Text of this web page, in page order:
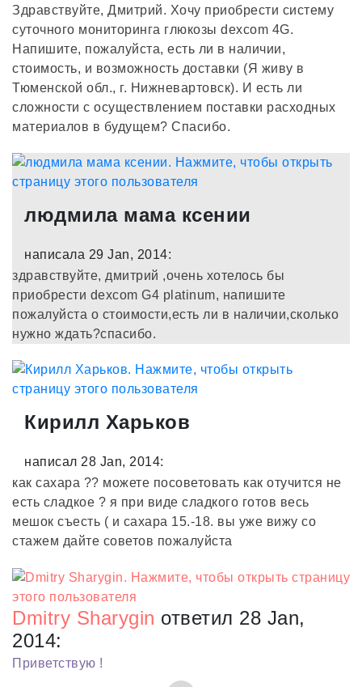
Здравствуйте, Дмитрий. Хочу приобрести систему
суточного мониторинга глюкозы dexcom 4G.
Напишите, пожалуйста, есть ли в наличии,
стоимость, и возможность доставки (Я живу в
Тюменской обл., г. Нижневартовск). И есть ли
сложности с осуществлением поставки расходных
материалов в будущем? Спасибо.
людмила мама ксении
написала 29 Jan, 2014:
здравствуйте, дмитрий ,очень хотелось бы
приобрести dexcom G4 platinum, напишите
пожалуйста о стоимости,есть ли в наличии,сколько
нужно ждать?спасибо.
Кирилл Харьков
написал 28 Jan, 2014:
как сахара ?? можете посоветовать как отучится не
есть сладкое ? я при виде сладкого готов весь
мешок съесть ( и сахара 15.-18. вы уже вижу со
стажем дайте советов пожалуйста
Dmitry Sharygin ответил 28 Jan,
2014:
Приветствую !